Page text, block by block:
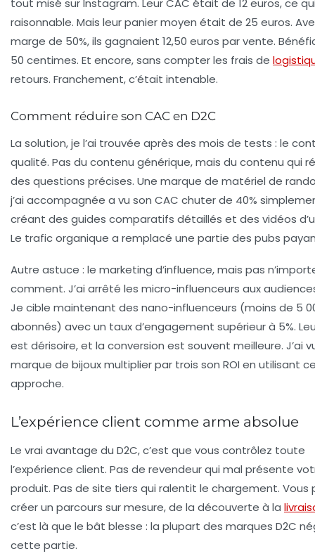
tout misé sur Instagram. Leur CAC était de 12 euros, ce
raisonnable. Mais leur panier moyen était de 25 euros.
marge de 50%, ils gagnaient 12,50 euros par vente.
50 centimes. Et encore, sans compter les frais de
retours. Franchement, c’était intenable.
Comment réduire son CAC en D2C
La solution, je l’ai trouvée après des mois de tests : le
qualité. Pas du contenu générique, mais du contenu qui
des questions précises. Une marque de matériel de
j’ai accompagnée a vu son CAC chuter de 40%
créant des guides comparatifs détaillés et des vidéos
Le trafic organique a remplacé une partie des pubs
Autre astuce : le marketing d’influence, mais pas
comment. J’ai arrêté les micro-influenceurs aux
Je cible maintenant des nano-influenceurs (moins de 5
abonnés) avec un taux d’engagement supérieur à 5%.
est dérisoire, et la conversion est souvent meilleure. J’ai
marque de bijoux multiplier par trois son ROI en utilisant
approche.
L’expérience client comme arme absolue
Le vrai avantage du D2C, c’est que vous contrôlez toute
l’expérience client. Pas de revendeur qui mal présente
produit. Pas de site tiers qui ralentit le chargement. Vous
créer un parcours sur mesure, de la découverte à la
c’est là que le bât blesse : la plupart des marques D2C
cette partie.